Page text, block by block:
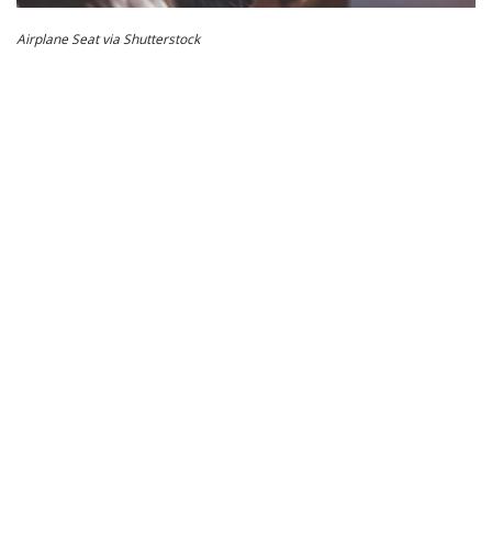
Airplane Seat via Shutterstock